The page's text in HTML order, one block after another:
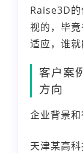
Raise3D
视的，毕
适应，谁就
客户案
方向
企业背景
天津某高